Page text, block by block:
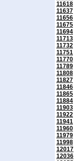
11618
11637
11656
11675
11694
11713
11732
11751
11770
11789
11808
11827
11846
11865
11884
11903
11922
11941
11960
11979
11998
12017
12036